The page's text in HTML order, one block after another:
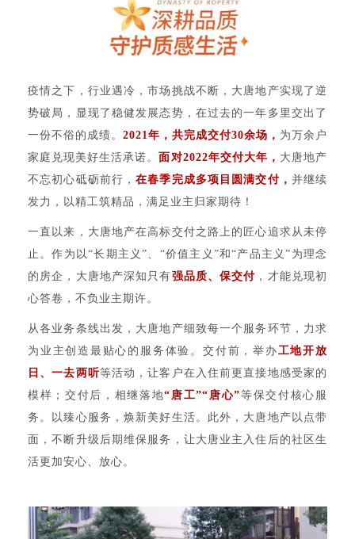
疫情之下，行业遇冷，市场挑战不断，大唐地产实现了逆
势破局，显现了稳健发展态势，在过去的一年多里交出了
一份不俗的成绩。 2021年，共完成交付30余场， 为万余户
家庭兑现美好生活承诺。 面对2022年交付大年， 大唐地产
不忘初心砥砺前行，在春季完成多项目圆满交付， 并继续
发力，以精工筑精品，满足业主归家期待！
一直以来，大唐地产在高标交付之路上的匠心追求从未停
止。作为以“长期主义”、“价值主义”和“产品主义”为理念
的房企，大唐地产深知只有强品质、保交付 ，才能兑现初
心答卷，不负业主期许。
从各业务条线出发，大唐地产细致每一个服务环节，力求
为业主创造最贴心的服务体验。 交付前，举办工地开放
日、一去两听等活动，让客户在入住前更直接地感受家的
模样；交付后，相继落地“唐工”“唐心”等保交付核心服
务。以臻心服务，焕新美好生活。此外，大唐地产以点带
面，不断升级后期维保服务，让大唐业主入住后的社区生
活更加安心、放心。